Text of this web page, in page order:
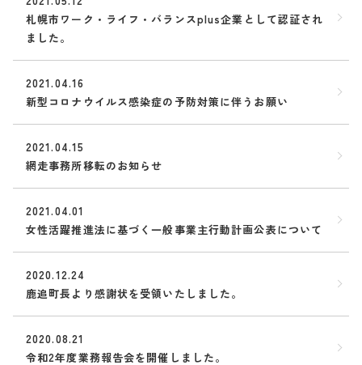
札幌市ワーク・ライフ・バランスplus企業として認証され
ました。
2021.04.16
新型コロナウイルス感染症の予防対策に伴うお願い
2021.04.15
網走事務所移転のお知らせ
2021.04.01
女性活躍推進法に基づく一般事業主行動計画公表について
2020.12.24
鹿追町長より感謝状を受領いたしました。
2020.08.21
令和2年度業務報告会を開催しました。